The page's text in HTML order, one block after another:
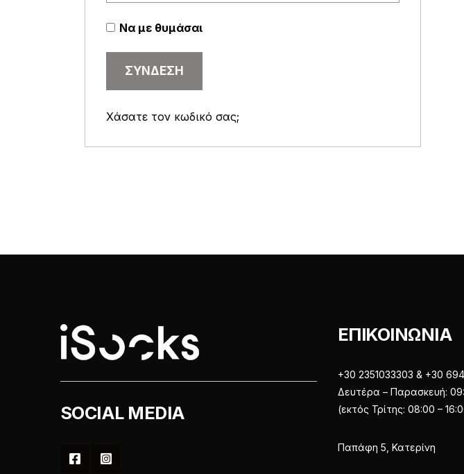
Να με θυμάσαι
ΣΎΝΔΕΣΗ
Χάσατε τον κωδικό σας;
SOCIAL MEDIA
ΕΠΙΚΟΙΝΩΝΙΑ
+30 2351033303 & +30
Δευτέρα – Παρασκευή:
(εκτός Τρίτης: 08:00 –
Παπάφη 5, Κατερίνη